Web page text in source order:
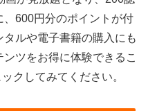
、600円分のポイントが付
ルや電子書籍の購入にも
ツをお得に体験できるこ
クしてみてください。